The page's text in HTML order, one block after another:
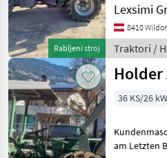
Traktori
Standardni
Traktori
Traktori
Tockasi
Holder
ODABERITE
KATEGORIJU
Holder
Rabljeni stroj
zapfwelle
-zapfwelle neue AS
Bereifung
Radkästen
Lexsimi
8410
Traktori /
Holder
36 KS/26 kW
am Letzten Bild 25